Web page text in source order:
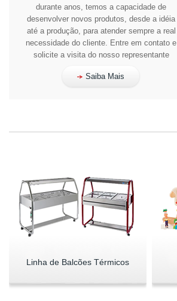
durante anos, temos a capacidade de
desenvolver novos produtos, desde a idéia
até a produção, para atender sempre a real
necessidade do cliente. Entre em contato e
solicite a visita do nosso representante
Saiba Mais
Linha de Balcões Térmicos